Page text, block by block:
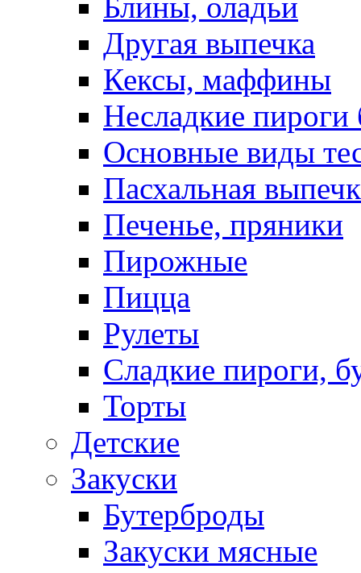
Блины, оладьи
Другая выпечка
Кексы, маффины
Несладкие пироги
Основные виды
Пасхальная
Печенье, пряники
Пирожные
Пицца
Рулеты
Сладкие пироги,
Торты
Детские
Закуски
Бутерброды
Закуски мясные